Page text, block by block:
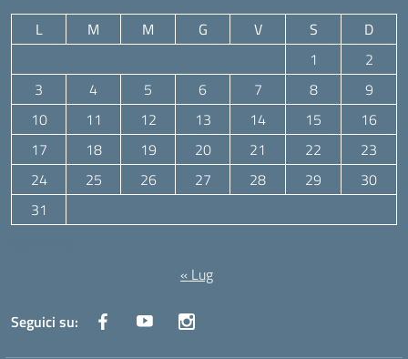
L M M G V S
D
1
2
3
4 5 6 7 8
9
10
11 12 13 14 15
16
17
18 19 20 21 22
23
24
25 26 27 28 29
30
31
« Lug
Seguici su: